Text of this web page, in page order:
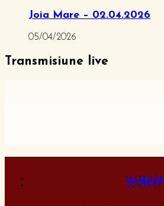
Joia Mare – 02.04.2026
05/04/2026
Transmisiune live
FACEBOOK
YOUTUBE